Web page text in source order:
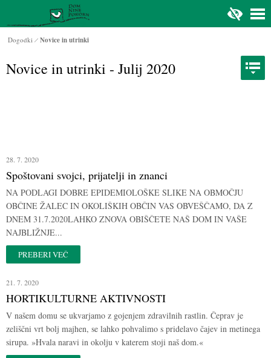
Dogodki Novice in utrinki
Novice in utrinki - Julij 2020
28. 7. 2020
Spoštovani svojci, prijatelji in znanci
NA PODLAGI DOBRE EPIDEMIOLOŠKE SLIKE NA OBMOČJU
OBČINE ŽALEC IN OKOLIŠKIH OBČIN VAS OBVEŠČAMO, DA Z
DNEM 31.7.2020LAHKO ZNOVA OBIŠČETE NAŠ DOM IN VAŠE
NAJBLIŽNJE...
PREBERI VEČ
21. 7. 2020
HORTIKULTURNE AKTIVNOSTI
V našem domu se ukvarjamo z gojenjem zdravilnih rastlin. Čeprav je
zeliščni vrt bolj majhen, se lahko pohvalimo s pridelavo čajev in metinega
sirupa. »Hvala naravi in okolju v katerem stoji naš dom.«